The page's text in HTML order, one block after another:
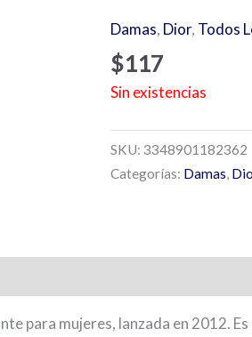
Damas, Dior, Todos
$117
Sin existencias
SKU: 3348901182362
Categorías: Damas,
para mujeres, lanzada en 2012.